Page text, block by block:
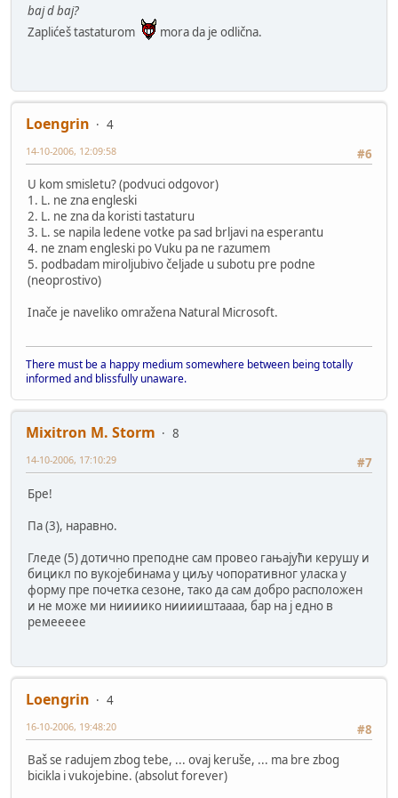
baj d baj?
Zaplićeš tastaturom
mora da je odlična.
Loengrin
4
#6
14-10-2006, 12:09:58
U kom smisletu? (podvuci odgovor)
1. L. ne zna engleski
2. L. ne zna da koristi tastaturu
3. L. se napila ledene votke pa sad brljavi na esperantu
4. ne znam engleski po Vuku pa ne razumem
5. podbadam miroljubivo čeljade u subotu pre podne
(neoprostivo)
Inače je naveliko omražena Natural Microsoft.
There must be a happy medium somewhere between being totally
informed and blissfully unaware.
Mixitron M. Storm
8
#7
14-10-2006, 17:10:29
Бре!
Па (3), наравно.
Гледе (5) дотично преподне сам провео гањајући керушу и
бицикл по вукоjебинама у циљу чопоративног уласка у
форму пре почетка сезоне, тако да сам добро расположен
и не може ми ниииико нииииштаааа, бар на ј едно в
ремеееее
Loengrin
4
#8
16-10-2006, 19:48:20
Baš se radujem zbog tebe, ... ovaj keruše, ... ma bre zbog
bicikla i vukojebine. (absolut forever)